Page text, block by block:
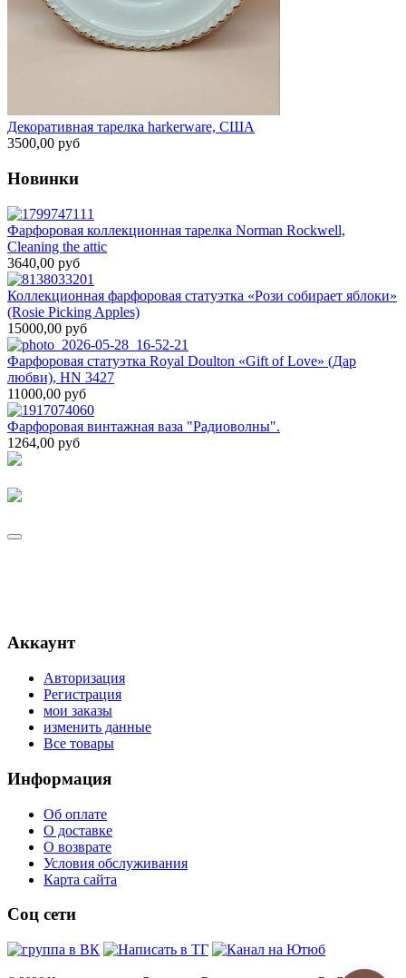
Декоративная тарелка harkerware, США
3500,00 руб
Новинки
Фарфоровая коллекционная тарелка Norman Rockwell,
Cleaning the attic
3640,00 руб
Коллекционная фарфоровая статуэтка «Рози собирает яблоки»
(Rosie Picking Apples)
15000,00 руб
Фарфоровая статуэтка Royal Doulton «Gift of Love» (Дар
любви), HN 3427
11000,00 руб
Фарфоровая винтажная ваза "Радиоволны".
1264,00 руб
Аккаунт
Авторизация
Регистрация
мои заказы
изменить данные
Все товары
Информация
Об оплате
О доставке
О возврате
Условия обслуживания
Карта сайта
Соц сети
Только что